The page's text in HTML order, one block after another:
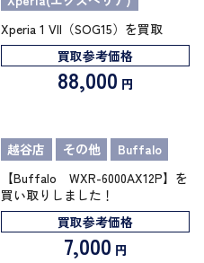
Xperia 1 VII（SOG15）を買取
買取参考価格
88,000 円
越谷店 その他
Buffalo
【Buffalo WXR-6000AX12P】を
買い取りしました！
買取参考価格
7,000 円